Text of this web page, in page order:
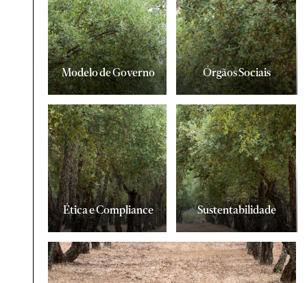
Modelo de Governo Órgãos Sociais
Ética e Compliance Sustentabilidade